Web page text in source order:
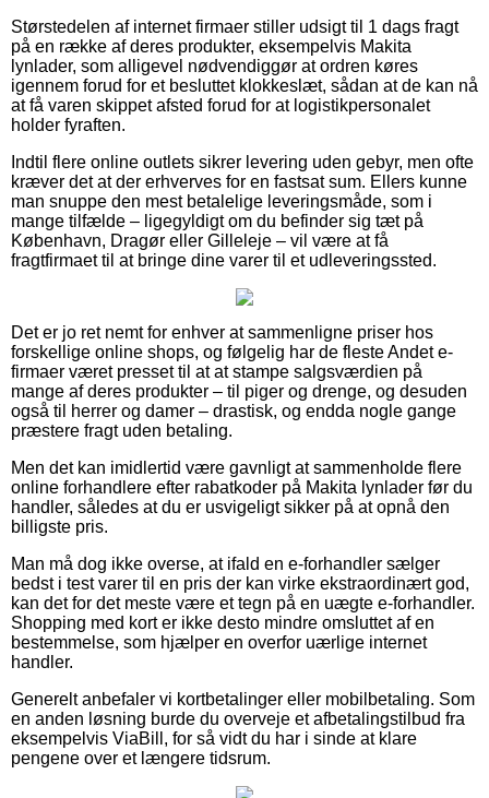
Størstedelen af internet firmaer stiller udsigt til 1 dags fragt
på en række af deres produkter, eksempelvis Makita
lynlader, som alligevel nødvendiggør at ordren køres
igennem forud for et besluttet klokkeslæt, sådan at de kan nå
at få varen skippet afsted forud for at logistikpersonalet
holder fyraften.
Indtil flere online outlets sikrer levering uden gebyr, men ofte
kræver det at der erhverves for en fastsat sum. Ellers kunne
man snuppe den mest betalelige leveringsmåde, som i
mange tilfælde – ligegyldigt om du befinder sig tæt på
København, Dragør eller Gilleleje – vil være at få
fragtfirmaet til at bringe dine varer til et udleveringssted.
Det er jo ret nemt for enhver at sammenligne priser hos
forskellige online shops, og følgelig har de fleste Andet e-
firmaer været presset til at at stampe salgsværdien på
mange af deres produkter – til piger og drenge, og desuden
også til herrer og damer – drastisk, og endda nogle gange
præstere fragt uden betaling.
Men det kan imidlertid være gavnligt at sammenholde flere
online forhandlere efter rabatkoder på Makita lynlader før du
handler, således at du er usvigeligt sikker på at opnå den
billigste pris.
Man må dog ikke overse, at ifald en e-forhandler sælger
bedst i test varer til en pris der kan virke ekstraordinært god,
kan det for det meste være et tegn på en uægte e-forhandler.
Shopping med kort er ikke desto mindre omsluttet af en
bestemmelse, som hjælper en overfor uærlige internet
handler.
Generelt anbefaler vi kortbetalinger eller mobilbetaling. Som
en anden løsning burde du overveje et afbetalingstilbud fra
eksempelvis ViaBill, for så vidt du har i sinde at klare
pengene over et længere tidsrum.